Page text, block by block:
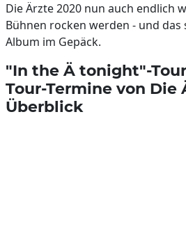
Die Ärzte 2020 nun auch endlich
Bühnen rocken werden - und
Album im Gepäck.
"In the Ä tonight"-
Tour-Termine von Die
Überblick